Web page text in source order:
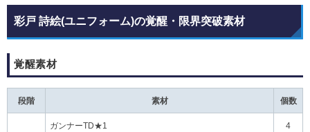
彩戸 詩絵(ユニフォーム)の覚醒・限界突破素材
覚醒素材
段階 素材 個数
ガンナーTD★1 4